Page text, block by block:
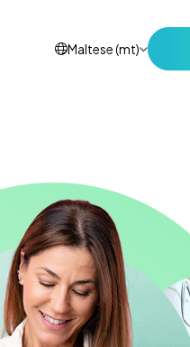
Maltese (mt)